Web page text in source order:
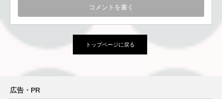
トップページに戻る
広告・PR